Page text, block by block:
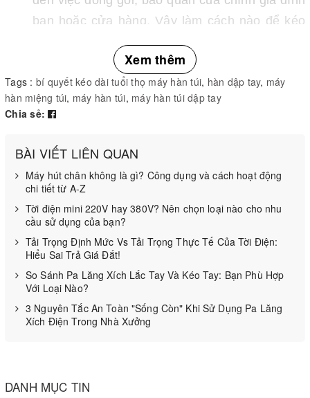
bạn hoặc cửa hàng. Vậy làm cách nào để kéo
dài tuổi thọ của chiếcmáy hàn miệng túi
công này? Hãy cùng khám phá chi tiết kỹ thuật
của Kim Chí Bảo với bài viết dưới đây nhé!
Cácmáy ép túi thủ công
nhỏ gọn, đơn giản và tương đối nhẹ chỉ khoảng 2-3
kg nên có thể di chuyển đến nhiều nơi khác nhau.
Cấu trúc của dòng máy này bao gồm các bộ phận
như vỏ máy, bộ phần hàn và biến áp. Vì vậy, việc sử
dụng thiết bị này rất dễ dàng chỉ với vài bước.
Bước 1: Kết nối nguồn điện
Bước 2: điều chỉnh nhiệt độ theo chất liệu của túi
Bước 4: Kiểm tra lại đường hàn và tiếp tục hàn hoặc
Xem thêm
Tags : bí quyết kéo dài tuổi thọ máy hàn túi, hàn dập tay, máy
hàn miệng túi, máy hàn túi, máy hàn túi dập tay
Chia sẻ:
BÀI VIẾT LIÊN QUAN
Máy hút chân không là gì? Công dụng và cách hoạt động
chi tiết từ A-Z
Tời điện mini 220V hay 380V? Nên chọn loại nào cho nhu
cầu sử dụng của bạn?
Tải Trọng Định Mức Vs Tải Trọng Thực Tế Của Tời Điện:
Hiểu Sai Trả Giá Đắt!
So Sánh Pa Lăng Xích Lắc Tay Và Kéo Tay: Bạn Phù Hợp
Với Loại Nào?
3 Nguyên Tắc An Toàn "Sống Còn" Khi Sử Dụng Pa Lăng
Xích Điện Trong Nhà Xưởng
DANH MỤC TIN